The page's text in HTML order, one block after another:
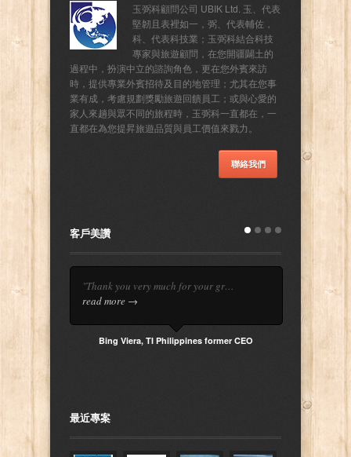
玉弼科顧問公司 UBIK Ltd. 玉、代表
堅韌且表裡如一，弼、代表輔佐，
科、代表科技業；玉弼科結合科技
專家與旅遊顧問，在您開疆闢土的
過程中，扮演中立的諮詢角色，更在您外賓來訪
時，提供專業外賓招待及目的地管理；尤其在您事
業有成，考慮規劃獎勵旅遊回饋員工；或與心愛的
家人來趟與眾不同的旅程時，玉弼科一直都在，一
直都在為您提昇旅遊品質與員工價值來戮力。
聯絡我們
客戶美讚
"Thank you very much for your gr…
read more →
Bing Viera, TI Philippines former CEO
最近專案